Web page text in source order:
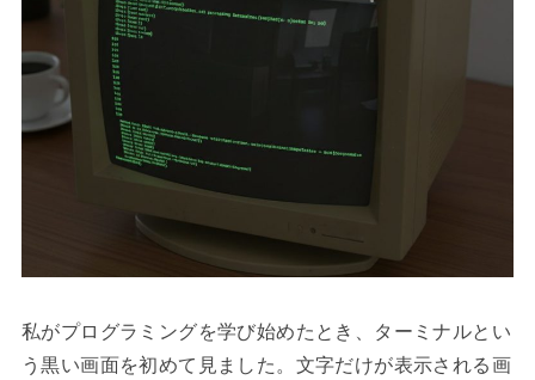
私がプログラミングを学び始めたとき、ターミナルとい
う黒い画面を初めて見ました。文字だけが表示される画